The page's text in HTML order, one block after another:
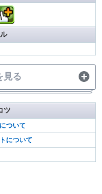
見る
果
ると自分の覚醒スキルが付
闇属性の攻撃力がアップする
ツ
ついて
について